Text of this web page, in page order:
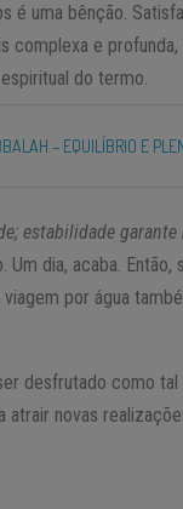
é uma bênção.
complexa e
do termo.
– EQUILÍBRIO E
estabilidade garante
Um dia, acaba.
viagem por água
desfrutado como
novas